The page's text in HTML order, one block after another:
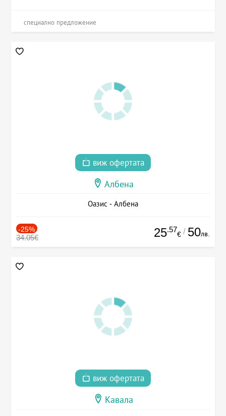
специално предложение
виж офертата
Албена
Оазис - Албена
-25%
34.05€ 25.57
€ / 50лв.
виж офертата
Кавала